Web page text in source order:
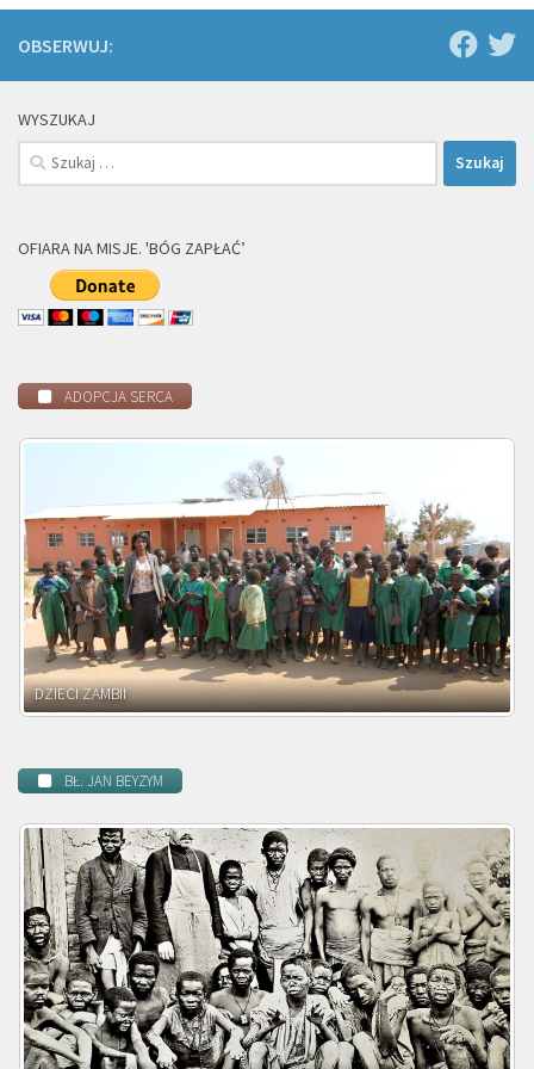
OBSERWUJ:
WYSZUKAJ
Szukaj:
OFIARA NA MISJE. 'BÓG ZAPŁAĆ’
ADOPCJA SERCA
DZIECI ZAMBII
BŁ. JAN BEYZYM